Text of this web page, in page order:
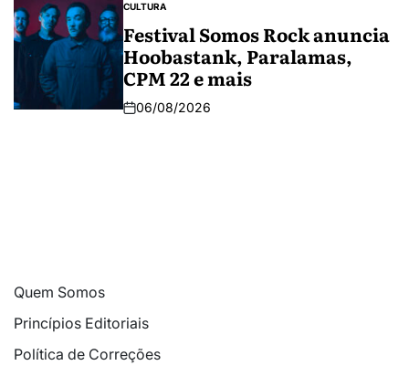
CULTURA
Festival Somos Rock anuncia
Hoobastank, Paralamas,
CPM 22 e mais
06/08/2026
Quem Somos
Princípios Editoriais
Política de Correções